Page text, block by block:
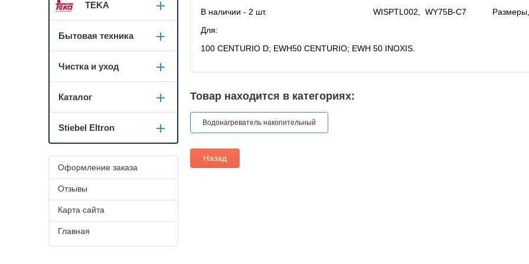
В наличии - 2 шт. WISPTL002, WY75B-C7 Размеры,
Для:
100 CENTURIO D; EWH50 CENTURIO; EWH 50 INOXIS.
Товар находится в категориях:
Водонагреватель накопительный
Назад
TEKA
Бытовая техника
Чистка и уход
Каталог
Stiebel Eltron
Оформление заказа
Отзывы
Карта сайта
Главная